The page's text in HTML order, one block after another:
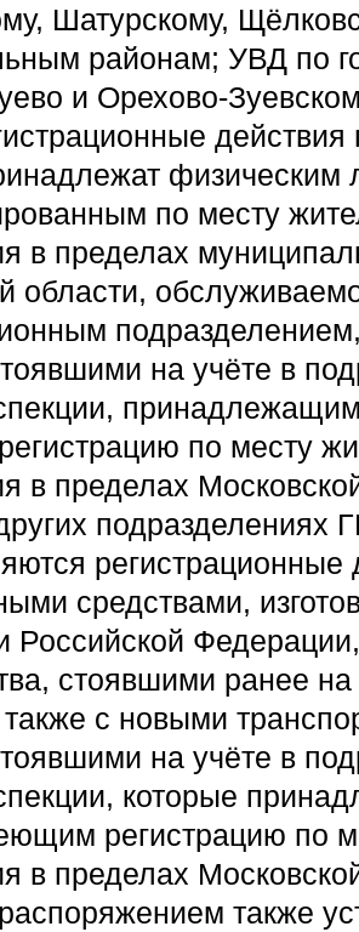
Шатурскому,
районам; УВД по
и Орехово-
физическим
по месту
в пределах
области,
на учёте в
по месту
в пределах
подразделениях
регистрационные
средствами,
Российской
стоявшими ранее
с новыми
на учёте в
которые
регистрацию по
в пределах
также